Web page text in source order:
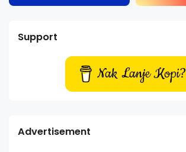
Support
Nak Lanje Kopi?
Advertisement